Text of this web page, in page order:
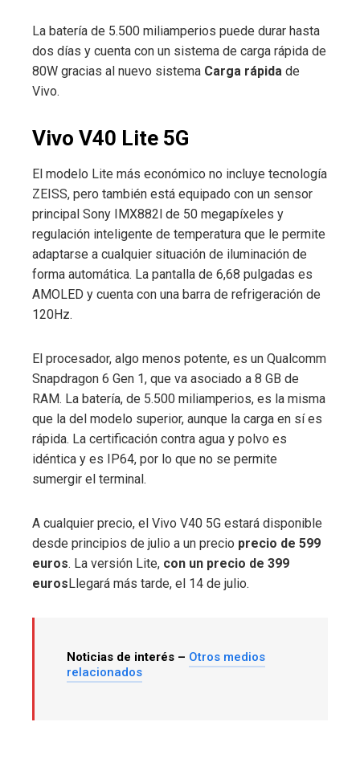
La batería de 5.500 miliamperios puede durar hasta
dos días y cuenta con un sistema de carga rápida de
80W gracias al nuevo sistema Carga rápida de
Vivo.
Vivo V40 Lite 5G
El modelo Lite más económico no incluye tecnología
ZEISS, pero también está equipado con un sensor
principal Sony IMX882l de 50 megapíxeles y
regulación inteligente de temperatura que le permite
adaptarse a cualquier situación de iluminación de
forma automática. La pantalla de 6,68 pulgadas es
AMOLED y cuenta con una barra de refrigeración de
120Hz.
El procesador, algo menos potente, es un Qualcomm
Snapdragon 6 Gen 1, que va asociado a 8 GB de
RAM. La batería, de 5.500 miliamperios, es la misma
que la del modelo superior, aunque la carga en sí es
rápida. La certificación contra agua y polvo es
idéntica y es IP64, por lo que no se permite
sumergir el terminal.
A cualquier precio, el Vivo V40 5G estará disponible
desde principios de julio a un precio precio de 599
euros. La versión Lite, con un precio de 399
euros Llegará más tarde, el 14 de julio.
Noticias de interés – Otros medios
relacionados